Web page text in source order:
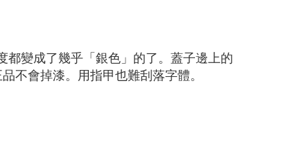
變成了幾乎「銀色」的了。蓋子邊上的
不會掉漆。用指甲也難刮落字體。